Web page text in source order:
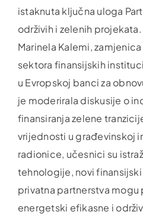
istaknuta ključna uloga
održivih i zelenih
Marinela Kalemi,
sektora finansijskih
u Evropskoj banci za
je moderirala diskusije o
finansiranja zelene
vrijednosti u građevinskoj
radionice, učesnici su
tehnologije, novi
privatna partnerstva
energetski efikasne i